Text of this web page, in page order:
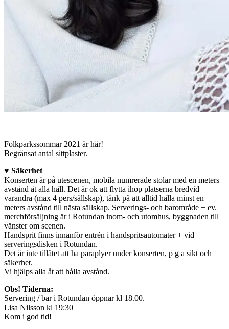
Folkparkssommar 2021 är här!
Begränsat antal sittplaster.
♥ Säkerhet
Konserten är på utescenen, mobila numrerade stolar med en meters
avstånd åt alla håll. Det är ok att flytta ihop platserna bredvid
varandra (max 4 pers/sällskap), tänk på att alltid hålla minst en
meters avstånd till nästa sällskap. Serverings- och barområde + ev.
merchförsäljning är i Rotundan inom- och utomhus, byggnaden till
vänster om scenen.
Handsprit finns innanför entrén i handspritsautomater + vid
serveringsdisken i Rotundan.
Det är inte tillåtet att ha paraplyer under konserten, p g a sikt och
säkerhet.
Vi hjälps alla åt att hålla avstånd.
Obs! Tiderna:
Servering / bar i Rotundan öppnar kl 18.00.
Lisa Nilsson kl 19:30
Kom i god tid!